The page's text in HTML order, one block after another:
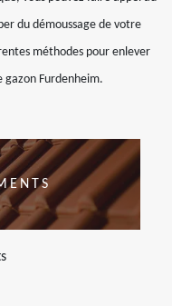
du démoussage de votre
méthodes pour enlever
gazon Furdenheim.